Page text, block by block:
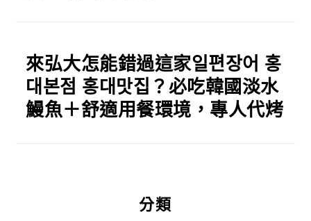
來弘大怎能錯過這家일편장어 홍
대본점 홍대맛집？必吃韓國淡水
鰻魚＋舒適用餐環境，專人代烤
分類